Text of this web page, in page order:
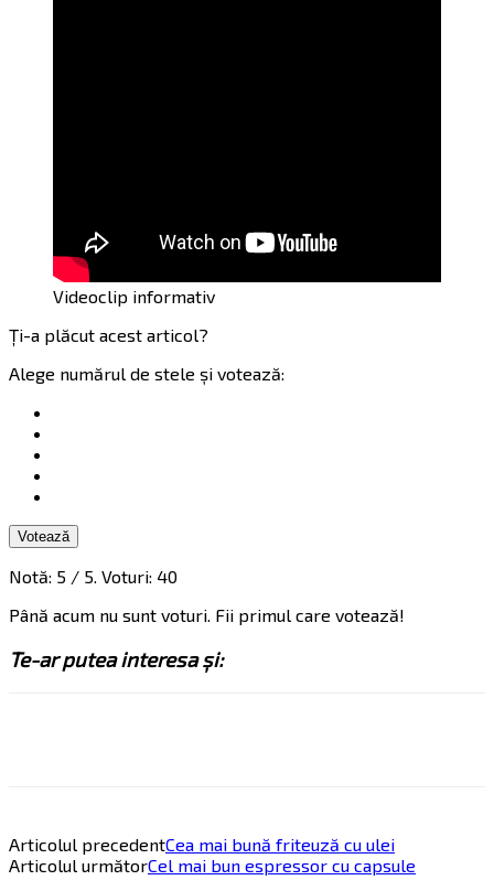
Videoclip informativ
Ți-a plăcut acest articol?
Alege numărul de stele și votează:
Votează
Notă: 5 / 5. Voturi: 40
Până acum nu sunt voturi. Fii primul care votează!
Te-ar putea interesa și:
Articolul precedentCea mai bună friteuză cu ulei
Articolul următorCel mai bun espressor cu capsule